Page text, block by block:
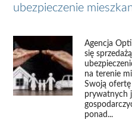
ubezpieczenie
Agencja
się
na terenie
Swoją
prywatnych
ponad...